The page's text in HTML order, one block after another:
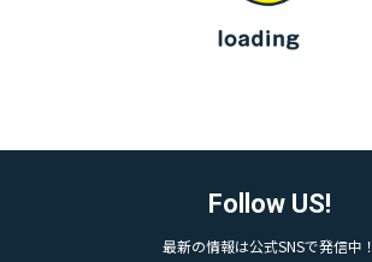
Follow US!
最新の情報は公式SNSで発信中！